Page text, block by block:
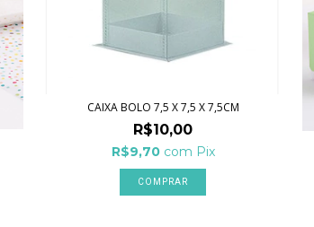
CAIXA BOLO 7,5 X 7,5 X 7,5CM
R$10,00
R$9,70 com Pix